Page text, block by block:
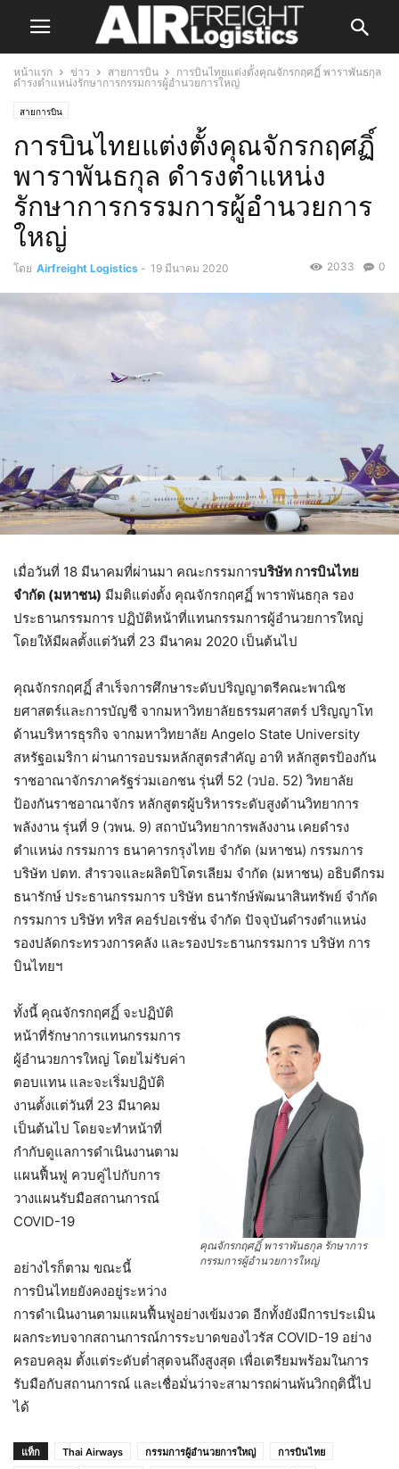
หน้าแรก ข่าว สายการบิน
การบินไทยแต่งตั้งคุณจักรกฤศฏิ์ พาราพันธกุล
ดำรงตำแหน่งรักษาการกรรมการผู้อำนวยการใหญ่
สายการบิน
การบินไทยแต่งตั้งคุณจักรกฤศฏิ์
พาราพันธกุล ดำรงตำแหน่ง
รักษาการกรรมการผู้อำนวยการ
ใหญ่
โดย Airfreight Logistics - 19 มีนาคม 2020 0
2033
เมื่อวันที่ 18 มีนาคมที่ผ่านมา คณะกรรมการบริษัท การบินไทย
จำกัด (มหาชน) มีมติแต่งตั้ง คุณจักรกฤศฏิ์ พาราพันธกุล รอง
ประธานกรรมการ ปฏิบัติหน้าที่แทนกรรมการผู้อำนวยการใหญ่
โดยให้มีผลตั้งแต่วันที่ 23 มีนาคม 2020 เป็นต้นไป
คุณจักรกฤศฏิ์ สำเร็จการศึกษาระดับปริญญาตรีคณะพาณิช
ยศาสตร์และการบัญชี จากมหาวิทยาลัยธรรมศาสตร์ ปริญญาโท
ด้านบริหารธุรกิจ จากมหาวิทยาลัย Angelo State University
สหรัฐอเมริกา ผ่านการอบรมหลักสูตรสำคัญ อาทิ หลักสูตรป้องกัน
ราชอาณาจักรภาครัฐร่วมเอกชน รุ่นที่ 52 (วปอ. 52) วิทยาลัย
ป้องกันราชอาณาจักร หลักสูตรผู้บริหารระดับสูงด้านวิทยาการ
พลังงาน รุ่นที่ 9 (วพน. 9) สถาบันวิทยาการพลังงาน เคยดำรง
ตำแหน่ง กรรมการ ธนาคารกรุงไทย จำกัด (มหาชน) กรรมการ
บริษัท ปตท. สำรวจและผลิตปิโตรเลียม จำกัด (มหาชน) อธิบดีกรม
ธนารักษ์ ประธานกรรมการ บริษัท ธนารักษ์พัฒนาสินทรัพย์ จำกัด
กรรมการ บริษัท ทริส คอร์ปอเรชั่น จำกัด ปัจจุบันดำรงตำแหน่ง
รองปลัดกระทรวงการคลัง และรองประธานกรรมการ บริษัท การ
บินไทยฯ
คุณจักรกฤศฏิ์ พาราพันธกุล รักษาการ
กรรมการผู้อำนวยการใหญ่
ทั้งนี้ คุณจักรกฤศฏิ์ จะปฏิบัติ
หน้าที่รักษาการแทนกรรมการ
ผู้อำนวยการใหญ่ โดยไม่รับค่า
ตอบแทน และจะเริ่มปฏิบัติ
งานตั้งแต่วันที่ 23 มีนาคม
เป็นต้นไป โดยจะทำหน้าที่
กำกับดูแลการดำเนินงานตาม
แผนฟื้นฟู ควบคู่ไปกับการ
วางแผนรับมือสถานการณ์
COVID-19
อย่างไรก็ตาม ขณะนี้
การบินไทยยังคงอยู่ระหว่าง
การดำเนินงานตามแผนฟื้นฟูอย่างเข้มงวด อีกทั้งยังมีการประเมิน
ผลกระทบจากสถานการณ์การระบาดของไวรัส COVID-19 อย่าง
ครอบคลุม ตั้งแต่ระดับต่ำสุดจนถึงสูงสุด เพื่อเตรียมพร้อมในการ
รับมือกับสถานการณ์ และเชื่อมั่นว่าจะสามารถผ่านพ้นวิกฤตินี้ไป
ได้
แท็ก Thai Airways กรรมการผู้อำนวยการใหญ่
การบินไทย